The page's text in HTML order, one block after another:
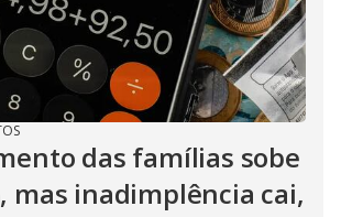
das famílias sobe
mas inadimplência cai,